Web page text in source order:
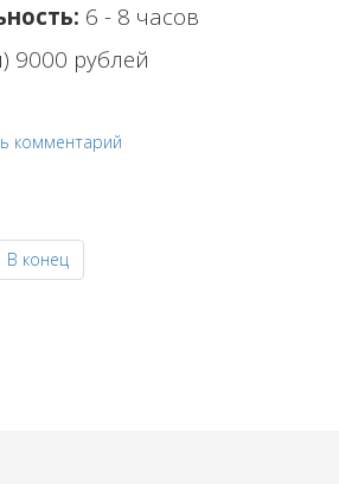
6 - 8 часов
9000 рублей
комментарий
В конец